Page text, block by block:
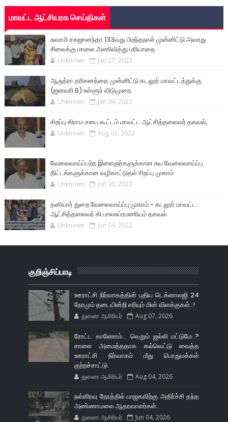
மாவட்ட ஆட்சியரக செய்திகள்
சுவாமி சகஜானந்தா 133வது பிறந்தநாள் முன்னிட்டு அவரது
சிலைக்கு மாலை அணிவித்து மரியாதை
Unknown Jan 27, 2023
ஆருத்ரா தரிசனத்தை முன்னிட்டு கடலூர் மாவட்டத்துக்கு
(ஜனவரி 6) உள்ளூர் விடுமுறை.
Unknown Jan 04, 2023
சிறப்பு கிராம சபை கூட்டம் மாவட்ட ஆட்சித்தலைவர் தகவல்,
Unknown Aug 03, 2022
வேலைவாய்ப்பற்ற இளைஞர்களுக்கான சுய வேலைவாய்ப்பு
திட்டங்களுக்கான வழிகாட்டுதல் சிறப்பு முகாம்
Unknown Jun 30, 2022
தனியார் துறை வேலைவாய்ப்பு முகாம் - கடலூர் மாவட்ட
ஆட்சித்தலைவர் கி.பாலசுப்ரமணியம் தகவல்
Unknown Jun 04, 2022
குறிஞ்சிப்பாடி
ஊராட்சி நிர்வாகத்தின் புதிய டெக்னாலஜி 24
நேரமும் தடையின்றி எரியும் மின் விளக்குகள்..!
துணை ஆசிரியர் Aug 07, 2026
ரோட்ட காணோம்... வெறும் ஜல்லி மட்டுமே..?
சாலை அமைத்ததாக கல்வெட்டு வைத்த
ஊராட்சி நிர்வாகம் மீது பொதுமக்கள்
குற்றச்சாட்டு.
துணை ஆசிரியர் Aug 04, 2026
நள்ளிரவு நேரத்தில் பாஜகவிற்கு அதிர்ச்சி தந்த
அண்ணாமலை ஆதரவாளர்கள்..
துணை ஆசிரியர் Jun 04, 2026